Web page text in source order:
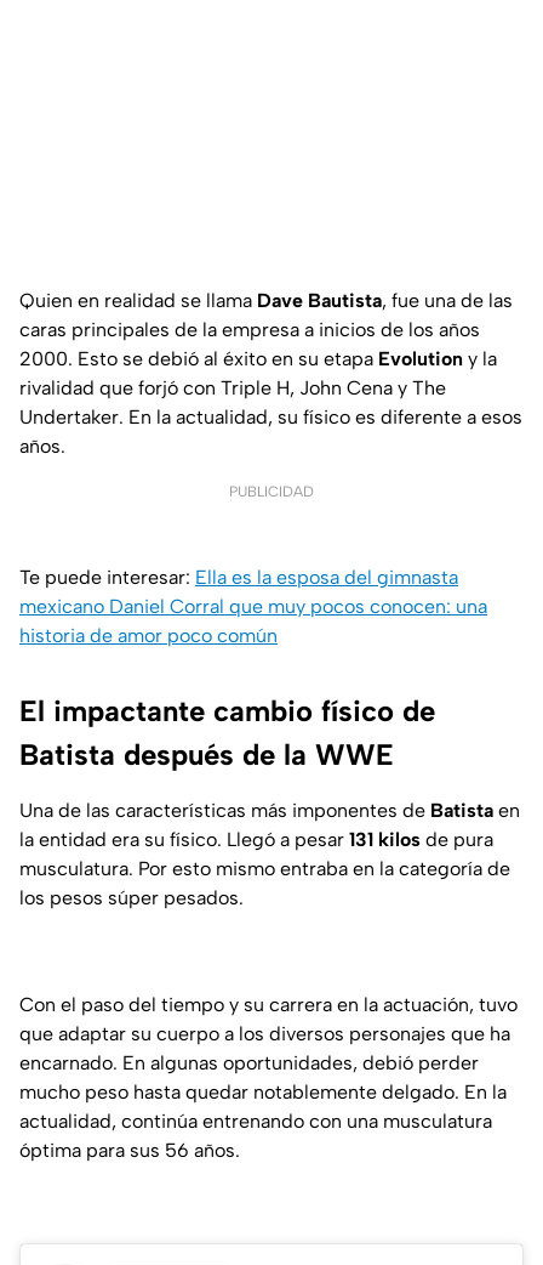
Quien en realidad se llama Dave Bautista, fue una de las
caras principales de la empresa a inicios de los años
2000. Esto se debió al éxito en su etapa Evolution y la
rivalidad que forjó con Triple H, John Cena y The
Undertaker. En la actualidad, su físico es diferente a esos
años.
PUBLICIDAD
Te puede interesar: Ella es la esposa del gimnasta
mexicano Daniel Corral que muy pocos conocen: una
historia de amor poco común
El impactante cambio físico de
Batista después de la WWE
Una de las características más imponentes de Batista en
la entidad era su físico. Llegó a pesar 131 kilos de pura
musculatura. Por esto mismo entraba en la categoría de
los pesos súper pesados.
Con el paso del tiempo y su carrera en la actuación, tuvo
que adaptar su cuerpo a los diversos personajes que ha
encarnado. En algunas oportunidades, debió perder
mucho peso hasta quedar notablemente delgado. En la
actualidad, continúa entrenando con una musculatura
óptima para sus 56 años.